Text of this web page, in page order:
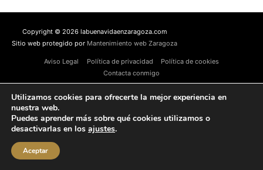
Copyright © 2026 labuenavidaenzaragoza.com
Sitio web protegido por Mantenimiento web Zaragoza
Aviso Legal Política de privacidad
Política de cookies
Contacta conmigo
Utilizamos cookies para ofrecerte la mejor experiencia en
nuestra web.
Puedes aprender más sobre qué cookies utilizamos o
desactivarlas en los ajustes.
Aceptar